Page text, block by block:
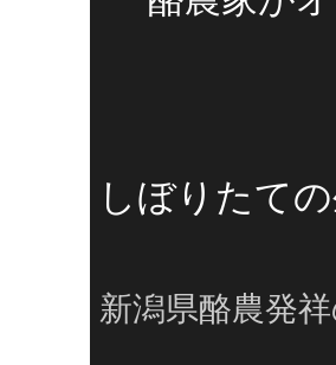
しぼりたて
新潟県酪農発